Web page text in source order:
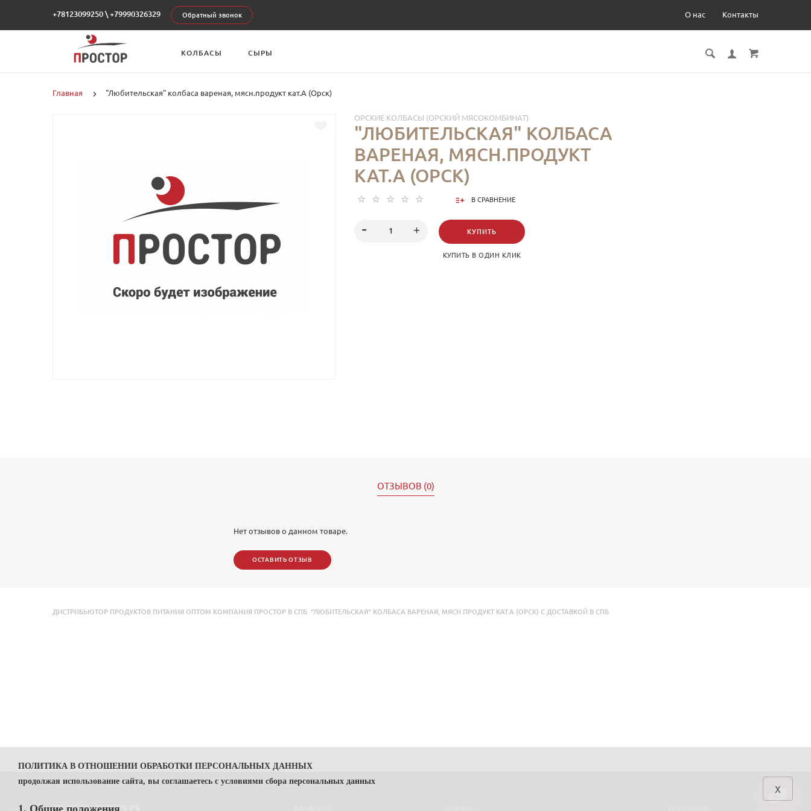
+78123099250 \ +79990326329 Обратный звонок О нас Контакты
КОЛБАСЫ СЫРЫ
Главная "Любительская" колбаса вареная, мясн.продукт кат.А (Орск)
ОРСКИЕ КОЛБАСЫ (ОРСКИЙ МЯСОКОМБИНАТ)
"ЛЮБИТЕЛЬСКАЯ" КОЛБАСА
ВАРЕНАЯ, МЯСН.ПРОДУКТ
КАТ.А (ОРСК)
В СРАВНЕНИЕ
КУПИТЬ
КУПИТЬ В ОДИН КЛИК
ОТЗЫВОВ (0)
Нет отзывов о данном товаре.
ОСТАВИТЬ ОТЗЫВ
ДИСТРИБЬЮТОР ПРОДУКТОВ ПИТАНИЯ ОПТОМ КОМПАНИЯ ПРОСТОР В СПБ. "ЛЮБИТЕЛЬСКАЯ" КОЛБАСА ВАРЕНАЯ МЯСН.ПРОДУКТ КАТ.А (ОРСК) С ДОСТАВКОЙ В СПБ.
ПОЛИТИКА В ОТНОШЕНИИ ОБРАБОТКИ ПЕРСОНАЛЬНЫХ ДАННЫХ
продолжая использование сайта, вы соглашаетесь с условиями сбора персональных данных
1. Общие положения
x